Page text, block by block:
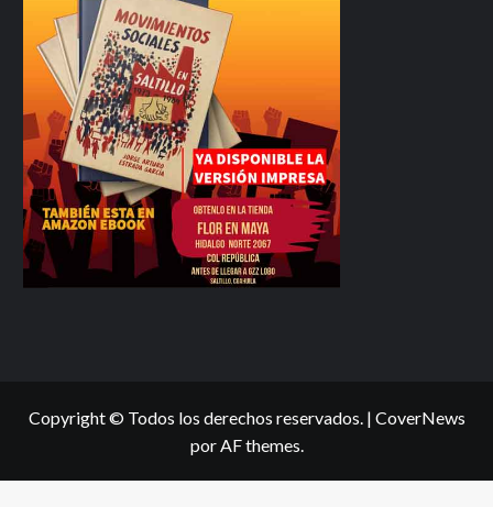
Copyright © Todos los derechos reservados. | CoverNews
por AF themes.